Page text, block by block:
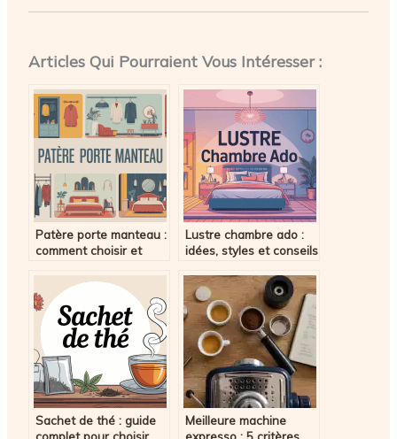
Articles Qui Pourraient Vous Intéresser :
Patère porte manteau :
comment choisir et
Lustre chambre ado :
idées, styles et conseils
Sachet de thé : guide
complet pour choisir,
Meilleure machine
expresso : 5 critères